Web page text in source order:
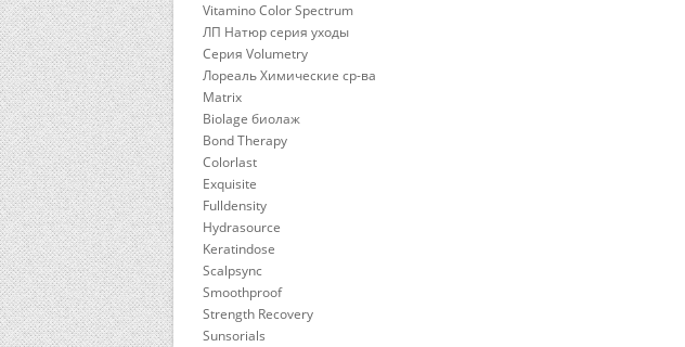
Vitamino Color Spectrum
ЛП Натюр серия уходы
Серия Volumetry
Лореаль Химические ср-ва
Matrix
Biolage биолаж
Bond Therapy
Colorlast
Exquisite
Fulldensity
Hydrasource
Keratindose
Scalpsync
Smoothproof
Strength Recovery
Sunsorials